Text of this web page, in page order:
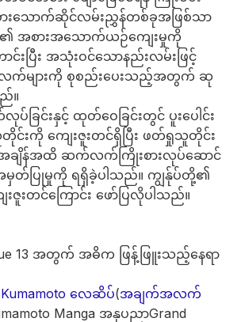
စားသောက်ဆိုင်လမ်းညွှန်တစ်ခုအဖြစ်သာ
၏ အစားအသောက်ယဉ်ကျေးမှုကို
င်းပြီး အသုံးဝင်သောနည်းလမ်းဖြင့်
က်များကို စုစည်းပေးသည့်အတွက် ဆု
ည်။
ခြင်းနှင့် ထုတ်ဝေခြင်းတွင် ပူးပေါင်း
းကို ကျေးဇူးတင်ရှိပြီး ဖတ်ရှုသူတိုင်း
ျိန်အထိ ဆက်လက်ကြိုးစားလုပ်ဆောင်
မှတ်ပြုမှုကို ရရှိခဲ့ပါသည်။ ကျွန်ုပ်တို့၏
းတင်ကြောင်း ဖော်ပြလိုပါသည်။
13 အတွက် အဓိက ဖြန့်ဖြူးသည့်နေရာ
Kumamoto လေဆိပ်(အချက်အလက်
Manga အနုပညာGrand